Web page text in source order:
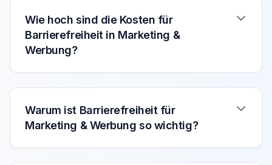
Wie hoch sind die Kosten für
Barrierefreiheit in Marketing &
Werbung?
Warum ist Barrierefreiheit für
Marketing & Werbung so wichtig?